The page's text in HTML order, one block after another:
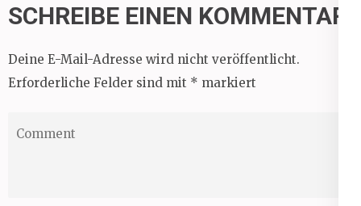
SCHREIBE EINEN KOMMENTAR
Deine E-Mail-Adresse wird nicht veröffentlicht.
Erforderliche Felder sind mit * markiert